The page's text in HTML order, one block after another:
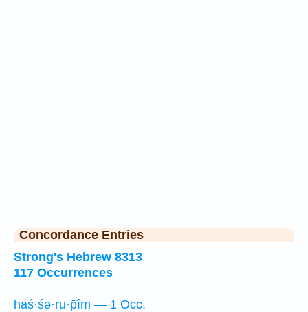
Concordance Entries
Strong's Hebrew 8313
117 Occurrences
haś·śə·ru·p̄îm — 1 Occ.